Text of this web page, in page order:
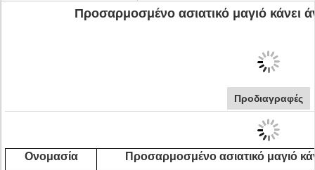
Προσαρμοσμένο ασιατικό μαγιό κάνει
Προδιαγραφές
Ονομασία
Προσαρμοσμένο ασιατικό μαγιό